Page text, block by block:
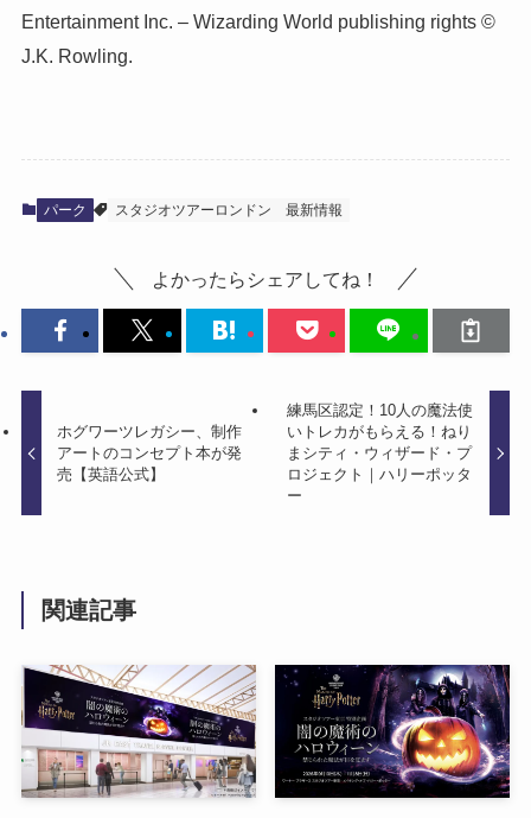
Entertainment Inc. – Wizarding World publishing rights ©
J.K. Rowling.
パーク スタジオツアーロンドン 最新情報
よかったらシェアしてね！
ホグワーツレガシー、制作
アートのコンセプト本が発
売【英語公式】
練馬区認定！10人の魔法使
いトレカがもらえる！ねり
まシティ・ウィザード・プ
ロジェクト｜ハリーポッタ
ー
関連記事